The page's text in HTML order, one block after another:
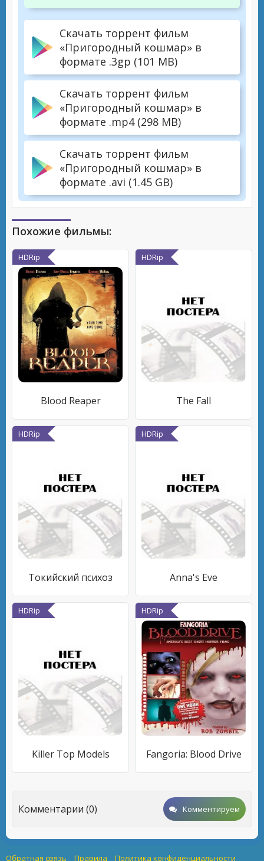
Скачать торрент фильм
«Пригородный кошмар» в
формате .3gp (101 MB)
Скачать торрент фильм
«Пригородный кошмар» в
формате .mp4 (298 MB)
Скачать торрент фильм
«Пригородный кошмар» в
формате .avi (1.45 GB)
Похожие фильмы:
HDRip
Blood Reaper
HDRip
The Fall
HDRip
Токийский психоз
HDRip
Anna's Eve
HDRip
Killer Top Models
HDRip
Fangoria: Blood Drive
Комментарии (0) Комментируем
Обратная связь Правила Политика конфиденциальности